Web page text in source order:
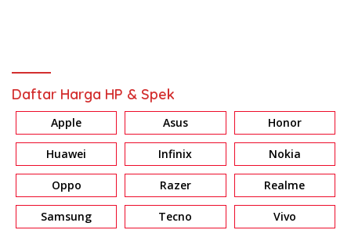
Daftar Harga HP & Spek
Apple Asus Honor
Huawei Infinix Nokia
Oppo Razer Realme
Samsung Tecno Vivo